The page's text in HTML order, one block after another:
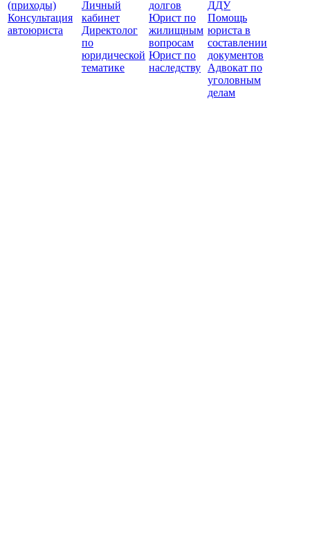
(приходы)
Консультация
автоюриста
Личный
кабинет
Директолог
по
юридической
тематике
долгов
Юрист по
жилищным
вопросам
Юрист по
наследству
ДДУ
Помощь
юриста в
составлении
документов
Адвокат по
уголовным
делам